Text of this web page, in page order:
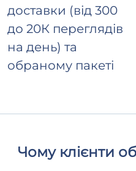
доставки (від 300
до 20К переглядів
на день) та
обраному пакеті
Чому клієнти